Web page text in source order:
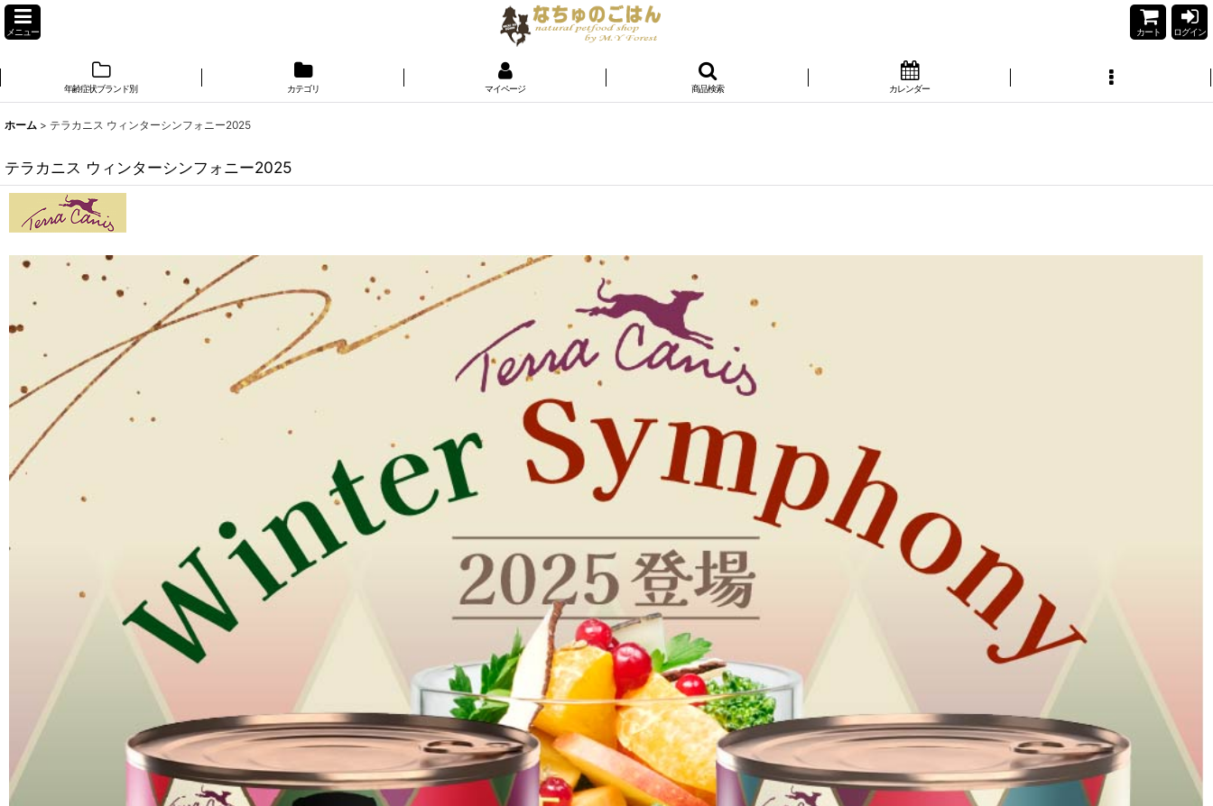
メニュー カート ログイン
年齢症状ブランド別 カテゴリ マイページ 商品検索 カレンダー
ホーム > テラカニス ウィンターシンフォニー2025
テラカニス ウィンターシンフォニー2025